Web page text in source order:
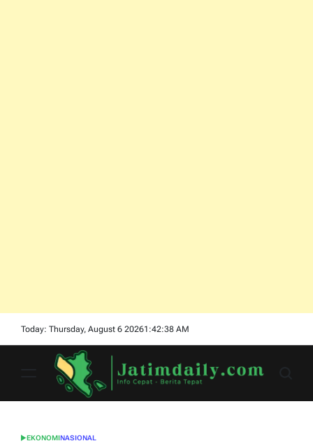
Today: Thursday, August 6 20261 :42:39 AM
POSTED
EKONOMINASIONAL